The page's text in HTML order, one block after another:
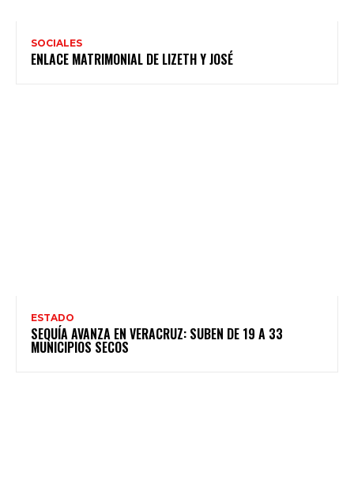
SOCIALES
ENLACE MATRIMONIAL DE LIZETH Y JOSÉ
ESTADO
SEQUÍA AVANZA EN VERACRUZ: SUBEN DE 19 A 33
MUNICIPIOS SECOS